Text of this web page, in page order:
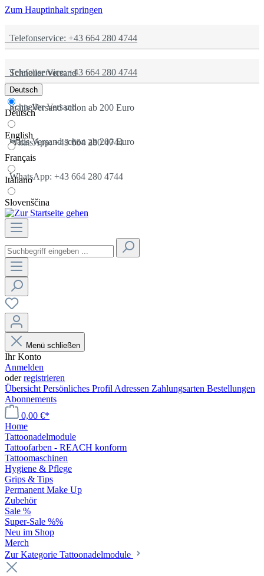
Zum Hauptinhalt springen
Telefonservice: +43 664 280 4744
Schneller Versand
gratis Versand schon ab 200 Euro
WhatsApp: +43 664 280 4744
Telefonservice: +43 664 280 4744
Schneller Versand
gratis Versand schon ab 200 Euro
WhatsApp: +43 664 280 4744
Deutsch
Deutsch
English
Français
Italiano
Slovenščina
Menü schließen
Ihr Konto
Anmelden
oderregistrieren
Übersicht Persönliches Profil Adressen Zahlungsarten Bestellungen
Abonnements
0,00 €*
Home
Tattoonadelmodule
Tattoofarben - REACH konform
Tattoomaschinen
Hygiene & Pflege
Grips & Tips
Permanent Make Up
Zubehör
Sale %
Super-Sale %%
Neu im Shop
Merch
Zur Kategorie Tattoonadelmodule